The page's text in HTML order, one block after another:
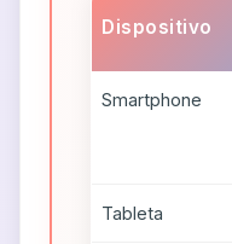
Dispositivo
Smartphone
Tableta